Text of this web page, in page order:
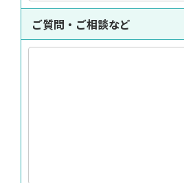
ご質問・ご相談など